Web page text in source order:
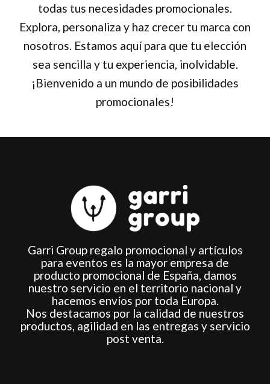
todas tus necesidades promocionales.
Explora, personaliza y haz crecer tu marca con
nosotros. Estamos aquí para que tu elección
sea sencilla y tu experiencia, inolvidable.
¡Bienvenido a un mundo de posibilidades
promocionales!
Garri Group regalo promocional y artículos
para eventos es la mayor empresa de
producto promocional de España, damos
nuestro servicio en el territorio nacional y
hacemos envíos por toda Europa.
Nos destacamos por la calidad de nuestros
productos, agilidad en las entregas y servicio
post venta.